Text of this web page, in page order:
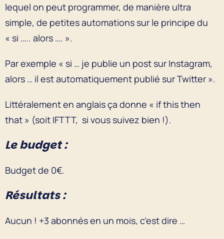
lequel on peut programmer, de manière ultra
simple, de petites automations sur le principe du
« si ….. alors …. ».
Par exemple « si … je publie un post sur Instagram,
alors … il est automatiquement publié sur Twitter ».
Littéralement en anglais ça donne « if this then
that » (soit IFTTT, si vous suivez bien !).
Le budget :
Budget de 0€.
Résultats :
Aucun ! +3 abonnés en un mois, c’est dire …